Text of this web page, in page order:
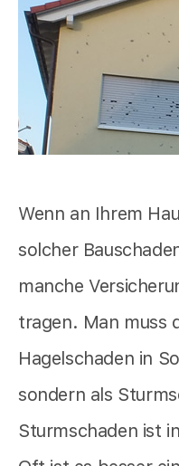
Wenn an Ihrem
solcher
manche
tragen. Man muss
Hagelschaden in
sondern als
Sturmschaden ist